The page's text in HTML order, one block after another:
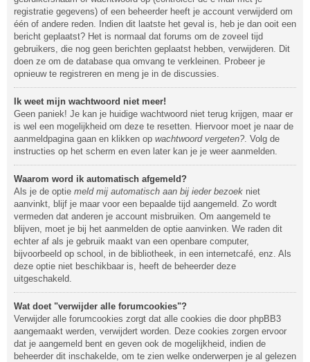
registratie gegevens) of een beheerder heeft je account verwijderd om
één of andere reden. Indien dit laatste het geval is, heb je dan ooit een
bericht geplaatst? Het is normaal dat forums om de zoveel tijd
gebruikers, die nog geen berichten geplaatst hebben, verwijderen. Dit
doen ze om de database qua omvang te verkleinen. Probeer je
opnieuw te registreren en meng je in de discussies.
Ik weet mijn wachtwoord niet meer!
Geen paniek! Je kan je huidige wachtwoord niet terug krijgen, maar er
is wel een mogelijkheid om deze te resetten. Hiervoor moet je naar de
aanmeldpagina gaan en klikken op wachtwoord vergeten?. Volg de
instructies op het scherm en even later kan je je weer aanmelden.
Waarom word ik automatisch afgemeld?
Als je de optie meld mij automatisch aan bij ieder bezoek niet
aanvinkt, blijf je maar voor een bepaalde tijd aangemeld. Zo wordt
vermeden dat anderen je account misbruiken. Om aangemeld te
blijven, moet je bij het aanmelden de optie aanvinken. We raden dit
echter af als je gebruik maakt van een openbare computer,
bijvoorbeeld op school, in de bibliotheek, in een internetcafé, enz. Als
deze optie niet beschikbaar is, heeft de beheerder deze
uitgeschakeld.
Wat doet "verwijder alle forumcookies"?
Verwijder alle forumcookies zorgt dat alle cookies die door phpBB3
aangemaakt werden, verwijdert worden. Deze cookies zorgen ervoor
dat je aangemeld bent en geven ook de mogelijkheid, indien de
beheerder dit inschakelde, om te zien welke onderwerpen je al gelezen